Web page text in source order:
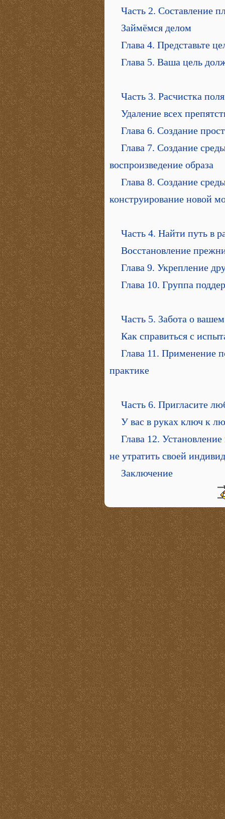
Часть 2. Составление
Займёмся делом
Глава 4. Представьте
Глава 5. Ваша цель
Часть 3. Расчистка поля
Удаление всех
Глава 6. Создание
Глава 7. Создание
воспроизведение образа
Глава 8. Создание
конструирование новой
Часть 4. Найти путь в
Восстановление
Глава 9. Укрепление
Глава 10. Группа
Часть 5. Забота о
Как справиться с
Глава 11. Применение
практике
Часть 6. Пригласите
У вас в руках ключ к
Глава 12.
не утратить своей
Заключение